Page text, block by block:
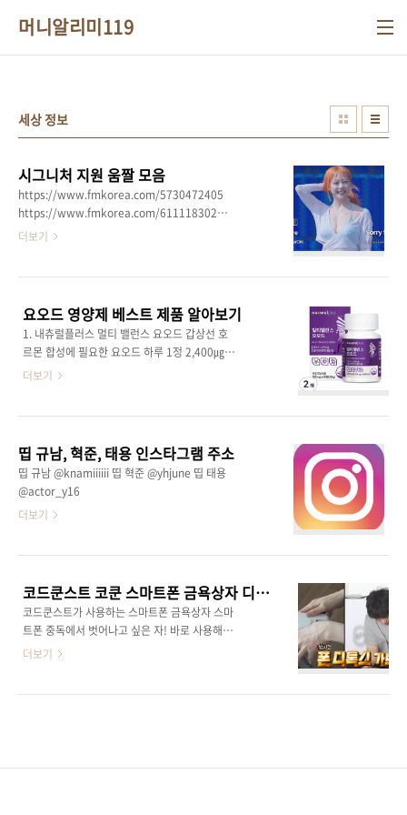
머니알리미119
세상 정보
시그니처 지원 움짤 모음
https://www.fmkorea.com/5730472405
https://www.fmkorea.com/6111183028
https://www.fmkorea.com/5734201308
더보기
요오드 영양제 베스트 제품 알아보기
1. 내츄럴플러스 멀티 밸런스 요오드 갑상선 호
르몬 합성에 필요한 요오드 하루 1정 2,400㎍
1,600% 함유 엄격한 품질관리로 믿을 수 있는
분말, 히비스커스추출물분말 등 까다롭게 고른
다양한 부원료 2. 나우푸드 포타슘 플러스 요오
드 타블렛 요오드화칼륨이 함유된 영양제 갑상
선 건강 개선에 도움 전해질 밸런스 조절에 도움
3. 경남제약 그린 요오드 갑상선 호르몬 합성에
움을 받고 싶으신 분 유해산소로 인한 항산화 활
있는 하루를 원하시는 분 실내 활동이 많은 직장
인 및 성인 분들..
더보기
띱 규남, 혁준, 태용 인스타그램 주소
띱 규남 @knamiiiiii 띱 혁준 @yhjune 띱 태용
@actor_y16
더보기
코드쿤스트 코쿤 스마트폰 금욕상자 디지털 디톡스
코드쿤스트가 사용하는 스마트폰 금욕상자 스마
트폰 중독에서 벗어나고 싶은 자! 바로 사용해보
라 ->>>>> 코쿤 스마트폰 금욕상자 보러가기
더보기